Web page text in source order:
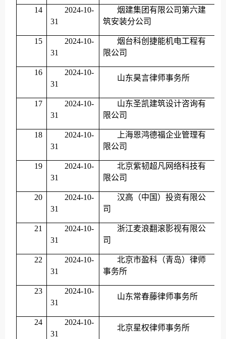
14
2024-10-
31
烟建集团有限公司第六建
筑安装分公司
15
2024-10-
31
烟台科创捷能机电工程有
限公司
16
2024-10-
31
山东昊言律师事务所
17
2024-10-
31
山东圣凯建筑设计咨询有
限公司
18
2024-10-
31
上海恩鸿德福企业管理有
限公司
19
2024-10-
31
北京紫韧超凡网络科技有
限公司
20
2024-10-
31
汉高（中国）投资有限公
司
21
2024-10-
31
浙江麦浪翻滚影视有限公
司
22
2024-10-
31
北京市盈科（青岛）律师
事务所
23
2024-10-
31
山东常春藤律师事务所
24
2024-10-
31
北京星权律师事务所